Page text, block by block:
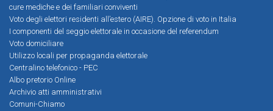
cure mediche e dei familiari conviventi
Voto degli elettori residenti all’estero (AIRE). Opzione di voto in Italia
I componenti del seggio elettorale in occasione del referendum
Voto domiciliare
Utilizzo locali per propaganda elettorale
Centralino telefonico - PEC
Albo pretorio Online
Archivio atti amministrativi
Comuni-Chiamo